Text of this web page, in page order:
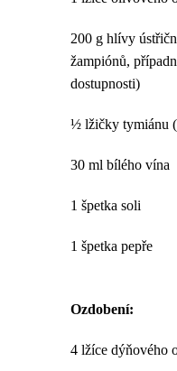
200 g hlívy
žampiónů,
dostupnosti)
½ lžičky tymiánu
30 ml bílého vína
1 špetka soli
1 špetka pepře
Ozdobení:
4 lžíce dýňového